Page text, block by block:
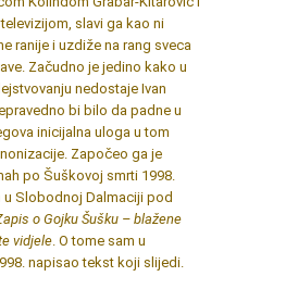
slavi ga kao ni
ranije i uzdiže na rang sveca
Začudno je jedino kako u
nedostaje Ivan
bi bilo da padne u
inicijalna uloga u tom
Započeo ga je
po Šuškovoj smrti 1998.
u Slobodnoj Dalmaciji pod
o Gojku Šušku – blažene
vidjele . O tome sam u
napisao tekst koji slijedi.